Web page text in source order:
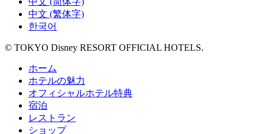
中文 (繁体字)
한국어
© TOKYO Disney RESORT OFFICIAL HOTELS.
ホーム
ホテルの魅力
オフィシャルホテル特典
宿泊
レストラン
ショップ